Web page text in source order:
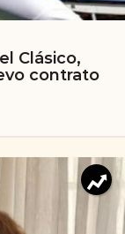
Clásico,
contrato